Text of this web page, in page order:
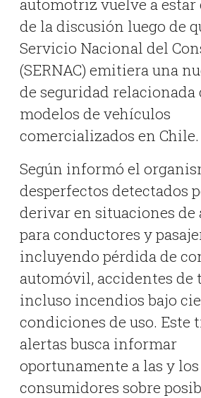
automotriz vuelve a estar
de la discusión luego de
Servicio Nacional del
(SERNAC) emitiera una
de seguridad relacionada
modelos de vehículos
comercializados en Chile.
Según informó el
desperfectos detectados
derivar en situaciones de
para conductores y
incluyendo pérdida de
automóvil, accidentes de
incluso incendios bajo
condiciones de uso. Este
alertas busca informar
oportunamente a las y los
consumidores sobre